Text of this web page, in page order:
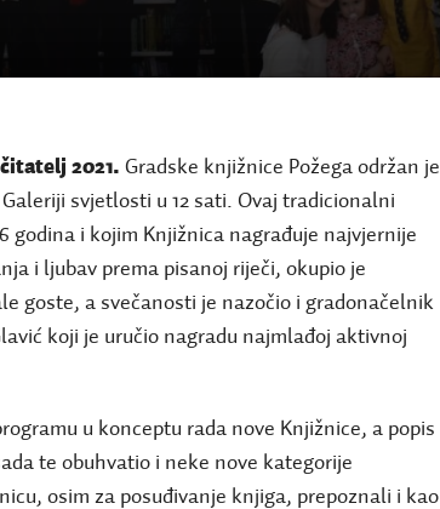
2021. Gradske knjižnice Požega održan je
Galeriji svjetlosti u 12 sati. Ovaj tradicionalni
godina i kojim Knjižnica nagrađuje najvjernije
i ljubav prema pisanoj riječi, okupio je
goste, a svečanosti je nazočio i gradonačelnik
koji je uručio nagradu najmlađoj aktivnoj
u konceptu rada nove Knjižnice, a popis
te obuhvatio i neke nove kategorije
osim za posuđivanje knjiga, prepoznali i kao